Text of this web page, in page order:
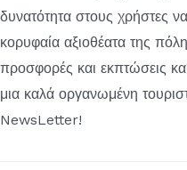
δυνατότητα στους χρήστες
κορυφαία αξιοθέατα της
προσφορές και εκπτώσεις
μια καλά οργανωμένη
NewsLetter!